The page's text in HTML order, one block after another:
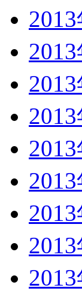
2013
2013
2013
2013
2013
2013
2013
2013
2013